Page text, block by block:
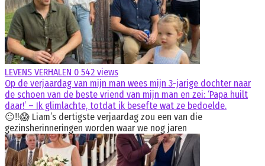
LEVENS VERHALEN 0 542 views
Op de verjaardag van mijn man wees mijn 3-jarige dochter naar
de schoen van de beste vriend van mijn man en zei: ‘Papa huilt
daar!’ – Ik glimlachte, totdat ik besefte wat ze bedoelde.
😐‼️😱 Liam’s dertigste verjaardag zou een van die
gezinsherinneringen worden waar we nog jaren